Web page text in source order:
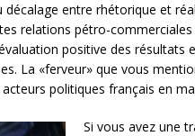
entre rhétorique et
relations pétro-
positive des
La «ferveur» que vous
politiques français en
Si vous avez une